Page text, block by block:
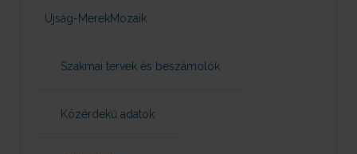
Újság-MerekMozaik
Szakmai tervek és beszámolók
Közérdekű adatok